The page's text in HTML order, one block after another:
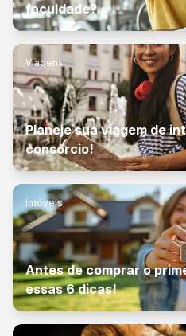
faculdade?
Viagens
Planeje sua viagem de
consórcio!
Imóveis
Antes de comprar o
essas 6 dicas!